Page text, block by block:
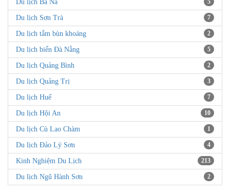
Du lịch Bà Nà 5
Du lịch Sơn Trà 7
Du lịch tắm bùn khoáng 2
Du lịch biển Đà Nẵng 5
Du lịch Quảng Bình 2
Du lịch Quảng Trị 3
Du lịch Huế 7
Du lịch Hội An 10
Du lịch Cù Lao Chàm 1
Du lịch Đảo Lý Sơn 4
Kinh Nghiệm Du Lịch 213
Du lịch Ngũ Hành Sơn 2